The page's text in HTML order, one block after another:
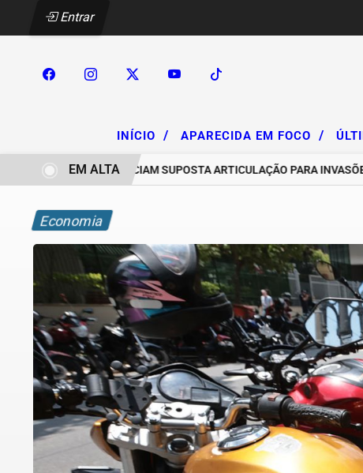
Entrar
INÍCIO / APARECIDA EM FOCO /
DENUNCIAM SUPOSTA ARTICULAÇÃO PARA INVASÕES
EM ALTA
Economia